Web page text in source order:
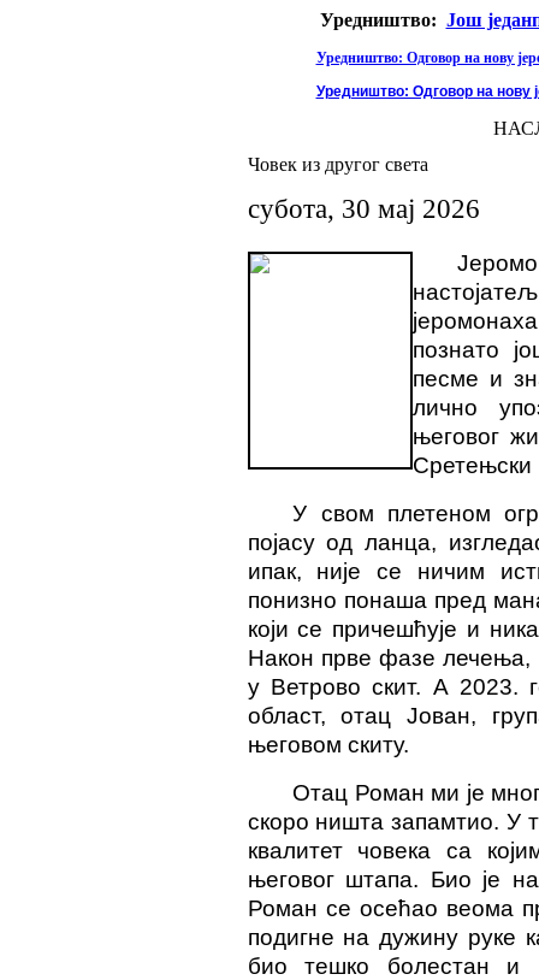
Уредништво: Још
Уредништво: Одговор на нову
Уредништво: Одговор на нову
Човек из другог света
субота, 30 мај 2026
познато
песме и
лично
његовог
Сретењ
У свом плетеном
појасу од ланца,
ипак, није се ничим
понизно понаша пред
који се причешћује и
Након прве фазе лечења,
у Ветрово скит. А 2023.
област, отац Јован,
његовом скиту.
Отац Роман ми је
скоро ништа запамтио. У
квалитет човека са
његовог штапа. Био је
Роман се осећао веома
подигне на дужину руке
био тешко болестан и